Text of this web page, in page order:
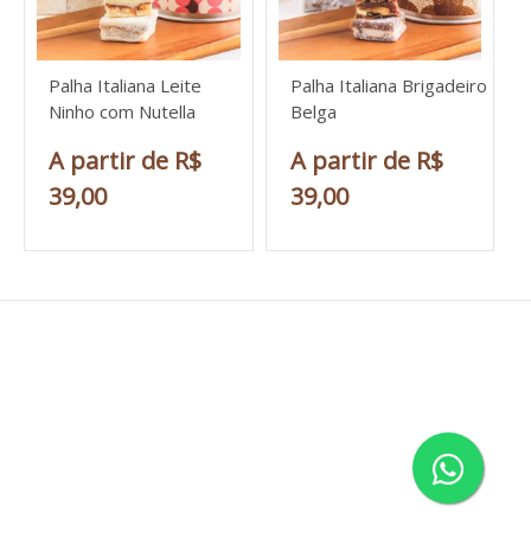
Palha Italiana Leite
Ninho com Nutella
A partir de R$
39,00
Palha Italiana Brigadeiro
Belga
A partir de R$
39,00